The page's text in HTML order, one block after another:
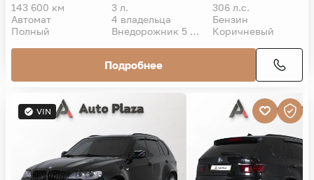
143 600 км 3 л.
306 л.с.
Автомат
4 владельца
Бензин
Полный
Внедорожник 5 дв. Коричневый
Подробнее
VIN